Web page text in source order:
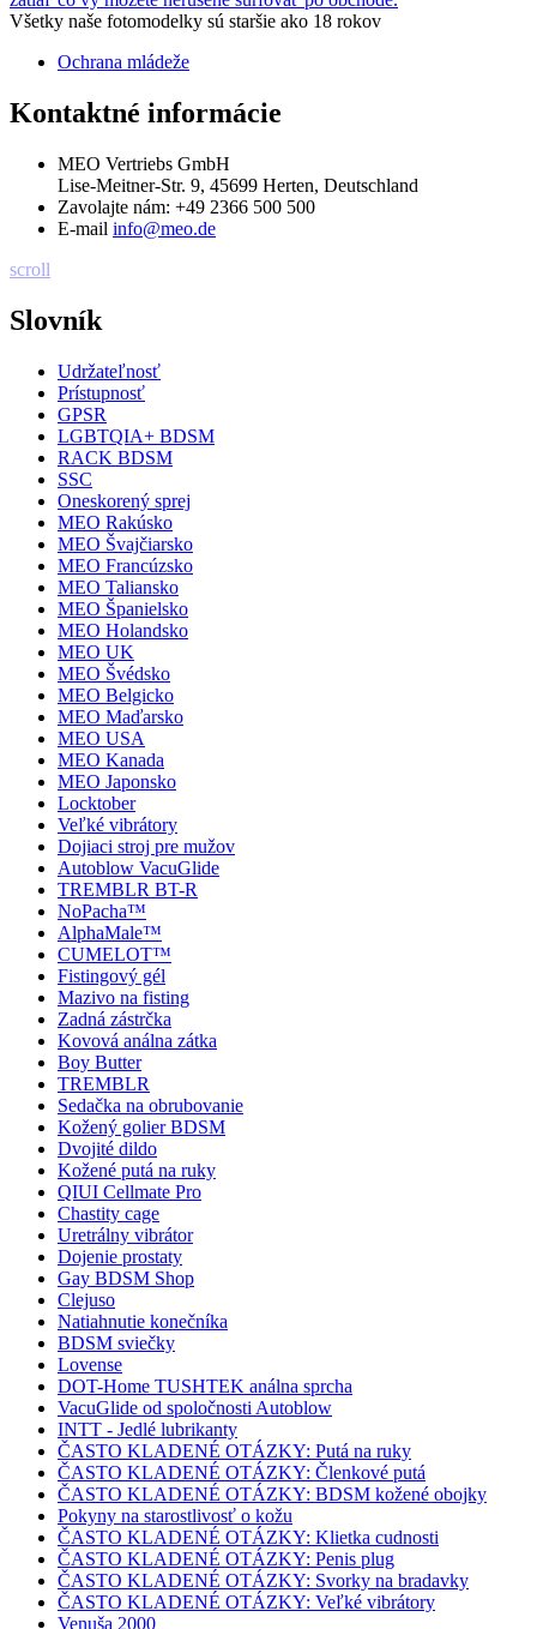
Všetky naše fotomodelky sú staršie ako 18 rokov
Ochrana mládeže
Kontaktné informácie
MEO Vertriebs GmbH
Lise-Meitner-Str. 9, 45699 Herten, Deutschland
Zavolajte nám: +49 2366 500 500
E-mail info@meo.de
scroll
Slovník
Udržateľnosť
Prístupnosť
GPSR
LGBTQIA+ BDSM
RACK BDSM
SSC
Oneskorený sprej
MEO Rakúsko
MEO Švajčiarsko
MEO Francúzsko
MEO Taliansko
MEO Španielsko
MEO Holandsko
MEO UK
MEO Švédsko
MEO Belgicko
MEO Maďarsko
MEO USA
MEO Kanada
MEO Japonsko
Locktober
Veľké vibrátory
Dojiaci stroj pre mužov
Autoblow VacuGlide
TREMBLR BT-R
NoPacha™
AlphaMale™
CUMELOT™
Fistingový gél
Mazivo na fisting
Zadná zástrčka
Kovová análna zátka
Boy Butter
TREMBLR
Sedačka na obrubovanie
Kožený golier BDSM
Dvojité dildo
Kožené putá na ruky
QIUI Cellmate Pro
Chastity cage
Uretrálny vibrátor
Dojenie prostaty
Gay BDSM Shop
Clejuso
Natiahnutie konečníka
BDSM sviečky
Lovense
DOT-Home TUSHTEK análna sprcha
VacuGlide od spoločnosti Autoblow
INTT - Jedlé lubrikanty
ČASTO KLADENÉ OTÁZKY: Putá na ruky
ČASTO KLADENÉ OTÁZKY: Členkové putá
ČASTO KLADENÉ OTÁZKY: BDSM kožené obojky
Pokyny na starostlivosť o kožu
ČASTO KLADENÉ OTÁZKY: Klietka cudnosti
ČASTO KLADENÉ OTÁZKY: Penis plug
ČASTO KLADENÉ OTÁZKY: Svorky na bradavky
ČASTO KLADENÉ OTÁZKY: Veľké vibrátory
Venuša 2000